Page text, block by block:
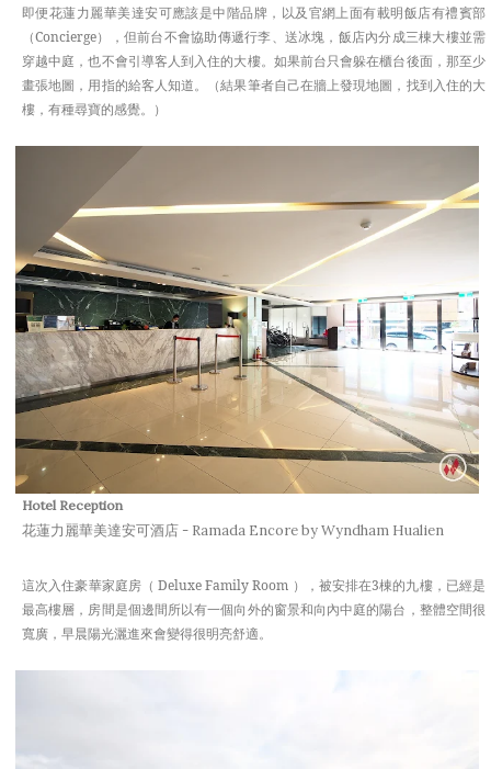
即便花蓮力麗華美達安可應該是中階品牌，以及官網上面有載明飯店有禮賓部
（Concierge），但前台不會協助傳遞行李、送冰塊，飯店內分成三棟大樓並需
穿越中庭，也不會引導客人到入住的大樓。如果前台只會躲在櫃台後面，那至少
畫張地圖，用指的給客人知道。（結果筆者自己在牆上發現地圖，找到入住的大
樓，有種尋寶的感覺。）
Hotel Reception
花蓮力麗華美達安可酒店 - Ramada Encore by Wyndham Hualien
這次入住豪華家庭房（ Deluxe Family Room ），被安排在3棟的九樓，已經是
最高樓層，房間是個邊間所以有一個向外的窗景和向內中庭的陽台，整體空間很
寬廣，早晨陽光灑進來會變得很明亮舒適。